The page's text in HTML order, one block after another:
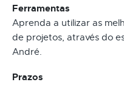
Ferramentas
Aprenda a utilizar as
de projetos, através do
André.
Prazos